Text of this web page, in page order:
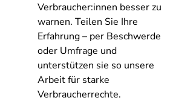
Verbraucher:innen besser zu
warnen. Teilen Sie Ihre
Erfahrung – per Beschwerde
oder Umfrage und
unterstützen sie so unsere
Arbeit für starke
Verbraucherrechte.